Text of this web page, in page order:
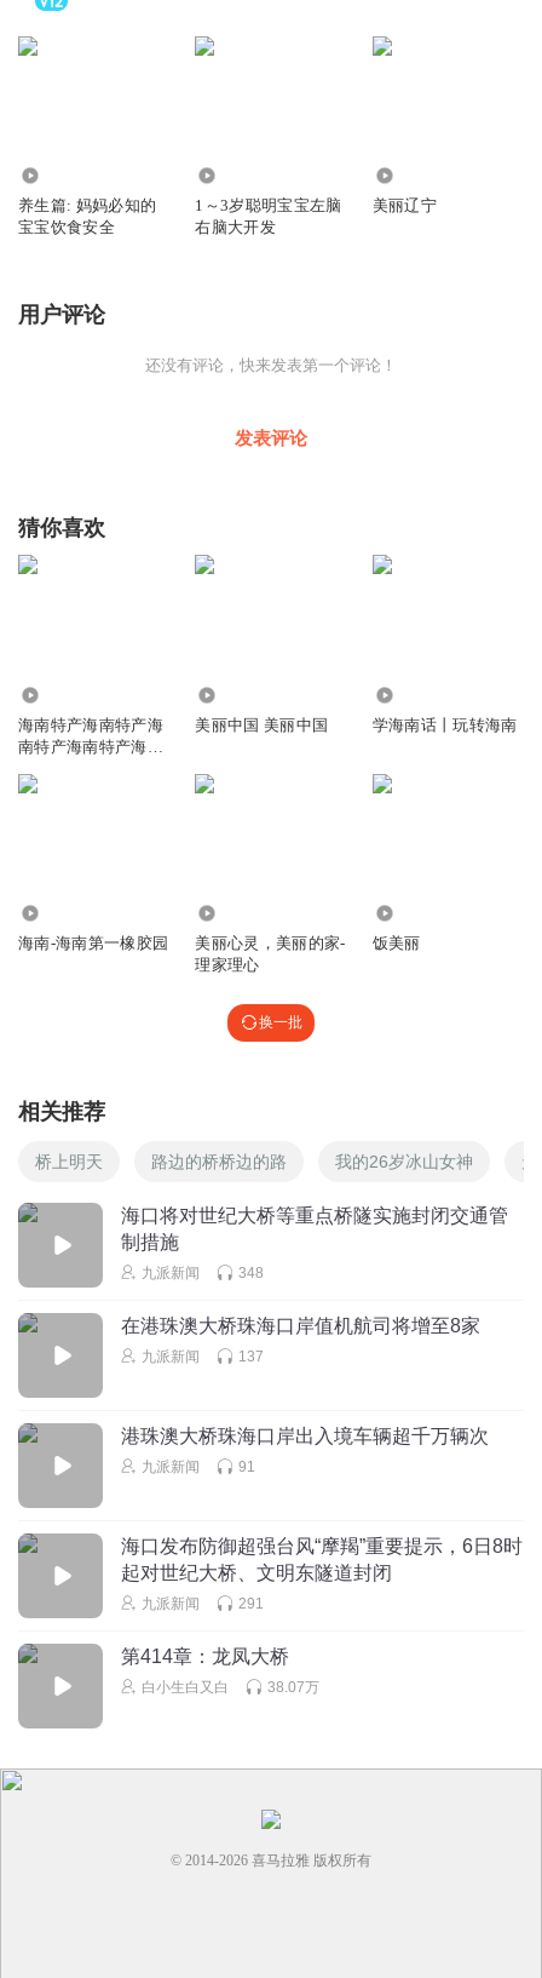
养生篇: 妈妈必知的
宝宝饮食安全
1～3岁聪明宝宝左脑
右脑大开发
美丽辽宁
用户评论
还没有评论，快来发表第一个评论！
发表评论
猜你喜欢
海南特产海南特产海
南特产海南特产海南
美丽中国 美丽中国 学海南话丨玩转海南
海南-海南第一橡胶园
美丽心灵，美丽的家-
理家理心
饭美丽
换一批
相关推荐
桥上明天 路边的桥桥边的路 我的26岁冰山女神
海口将对世纪大桥等重点桥隧实施封闭交通管
制措施
九派新闻 348
在港珠澳大桥珠海口岸值机航司将增至8家
九派新闻 137
港珠澳大桥珠海口岸出入境车辆超千万辆次
九派新闻 91
海口发布防御超强台风“摩羯”重要提示，6日8时
起对世纪大桥、文明东隧道封闭
九派新闻 291
第414章：龙凤大桥
白小生白又白 38.07万
© 2014-2026 喜马拉雅 版权所有